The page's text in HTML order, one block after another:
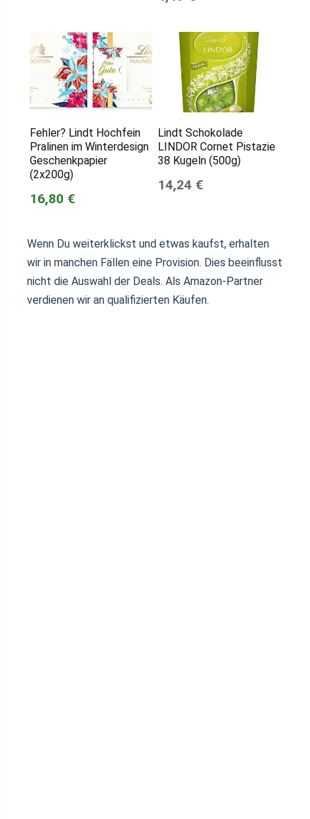
Fehler? Lindt Hochfein
Pralinen im Winterdesign
Geschenkpapier
(2x200g)
16,80 €
Lindt Schokolade
LINDOR Cornet Pistazie
38 Kugeln (500g)
14,24 €
Wenn Du weiterklickst und etwas kaufst, erhalten
wir in manchen Fällen eine Provision. Dies beeinflusst
nicht die Auswahl der Deals. Als Amazon-Partner
verdienen wir an qualifizierten Käufen.